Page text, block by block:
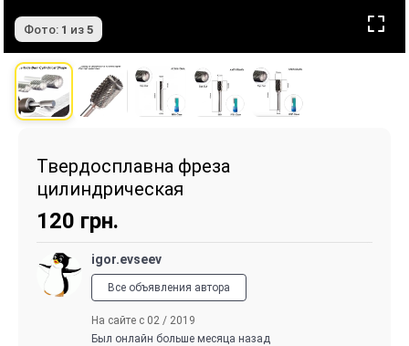
Фото: 1 из 5
Твердосплавна фреза
цилиндрическая
120 грн.
igor.evseev
Все объявления автора
На сайте с 02 / 2019
Был онлайн больше месяца назад